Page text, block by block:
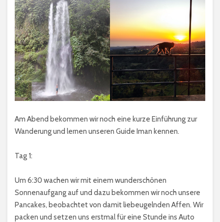
Am Abend bekommen wir noch eine kurze Einführung zur
Wanderung und lernen unseren Guide Iman kennen.
Tag 1:
Um 6:30 wachen wir mit einem wunderschönen
Sonnenaufgang auf und dazu bekommen wir noch unsere
Pancakes, beobachtet von damit liebeugelnden Affen. Wir
packen und setzen uns erstmal für eine Stunde ins Auto